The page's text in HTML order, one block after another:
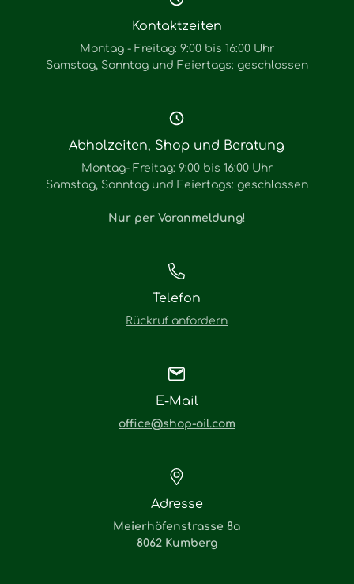
Kontaktzeiten
Montag - Freitag: 9:00 bis 16:00 Uhr
Samstag, Sonntag und Feiertags: geschlossen
Abholzeiten, Shop und Beratung
Montag- Freitag: 9:00 bis 16:00 Uhr
Samstag, Sonntag und Feiertags: geschlossen
Nur per Voranmeldung!
Telefon
Rückruf anfordern
E-Mail
office@shop-oil.com
Adresse
Meierhöfenstrasse 8a
8062 Kumberg